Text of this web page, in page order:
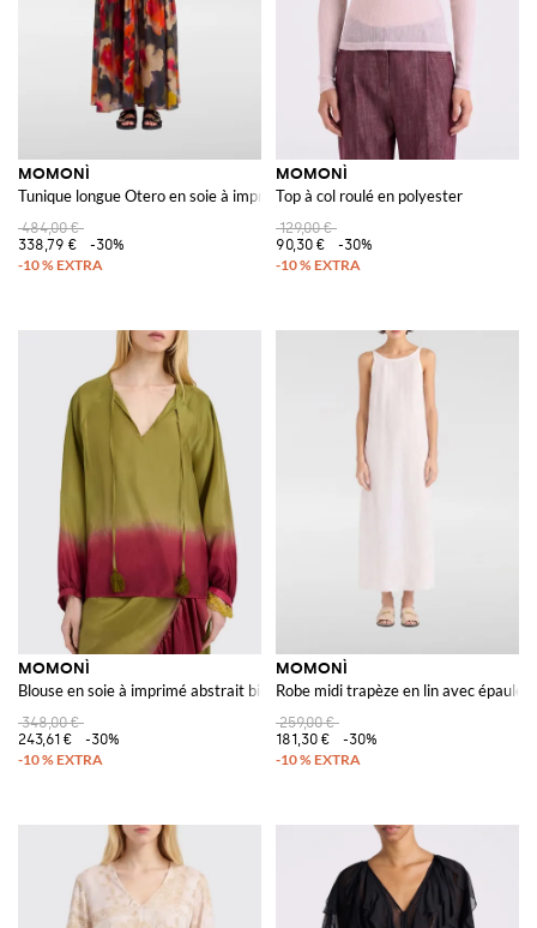
MOMONÌ
Tunique longue Otero en soie à imprimé floral avec manches courtes
484,00 €
338,79 €
-30%
MOMONÌ
Top à col roulé en polyester
129,00 €
90,30 €
-30%
MOMONÌ
Blouse en soie à imprimé abstrait bicolore et manches longues
348,00 €
243,61 €
-30%
MOMONÌ
Robe midi trapèze en lin avec
259,00 €
181,30 €
-30%